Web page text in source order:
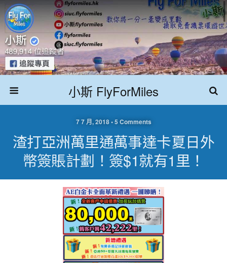
小斯 FlyForMiles
7 7 月, 2018 • 5 Comments
渣打亞洲萬里通萬事達卡夏日外
幣簽賬計劃！簽$1就有1里！